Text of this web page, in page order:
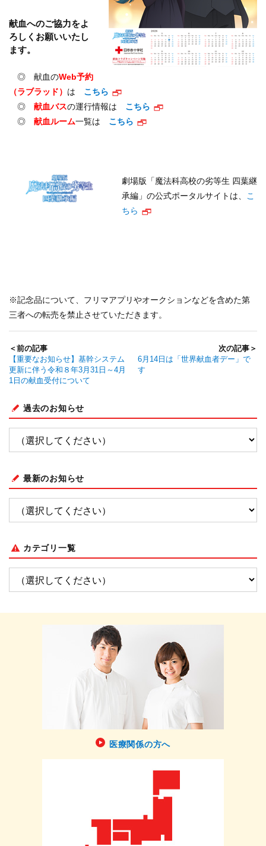
献血へのご協力をよ
ろしくお願いいたし
ます。
◎ 献血のWeb予約
（ラブラッド） は こちら
◎ 献血バスの運行情報は こちら
◎ 献血ルーム一覧は こちら
劇場版「魔法科高校の劣等生 四葉継
承編」の公式ポータルサイトは、 こ
ちら
※記念品について、フリマアプリやオークションなどを含めた第
三者への転売を禁止させていただきます。
＜前の記事
【重要なお知らせ】基幹システム
更新に伴う令和８年3月31日～4月
1日の献血受付について
次の記事＞
6月14日は「世界献血者デー」で
す
過去のお知らせ
最新のお知らせ
カテゴリ一覧
医療関係の方へ